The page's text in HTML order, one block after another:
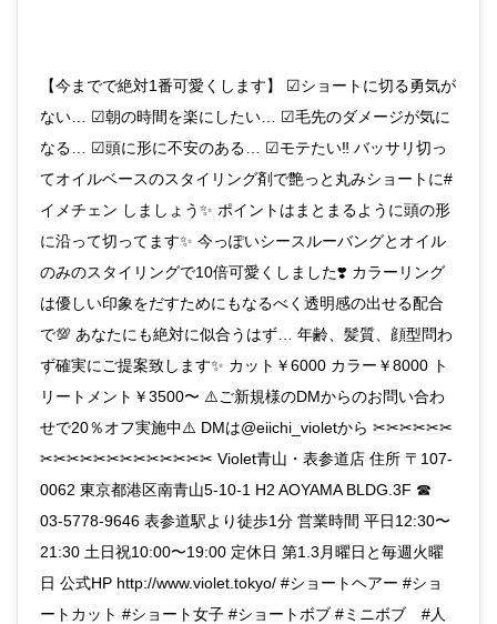
【今までで絶対1番可愛くします】 ☑︎ショートに切る勇気が
ない… ☑︎朝の時間を楽にしたい… ☑︎毛先のダメージが気に
なる… ☑︎頭に形に不安のある… ☑︎モテたい‼︎ バッサリ切っ
てオイルベースのスタイリング剤で艶っと丸みショートに#
イメチェン しましょう✨ ポイントはまとまるように頭の形
に沿って切ってます✨ 今っぽいシースルーバングとオイル
のみのスタイリングで10倍可愛くしました❣️ カラーリング
は優しい印象をだすためにもなるべく透明感の出せる配合
で💯 あなたにも絶対に似合うはず… 年齢、髪質、顔型問わ
ず確実にご提案致します✨️ カット￥6000 カラー￥8000 ト
リートメント￥3500〜 ⚠️ご新規様のDMからのお問い合わ
せで20％オフ実施中⚠️ DMは@eiichi_violetから ✂︎✂︎✂︎✂︎✂︎✂︎
✂︎✂︎✂︎✂︎✂︎✂︎✂︎✂︎✂︎✂︎✂︎✂︎✂︎ Violet青山・表参道店 住所 〒107-
0062 東京都港区南青山5-10-1 H2 AOYAMA BLDG.3F ☎︎
03-5778-9646 表参道駅より徒歩1分 営業時間 平日12:30〜
21:30 土日祝10:00〜19:00 定休日 第1.3月曜日と毎週火曜
日 公式HP http://www.violet.tokyo/ #ショートヘアー #ショ
ートカット #ショート女子 #ショートボブ #ミニボブ #人